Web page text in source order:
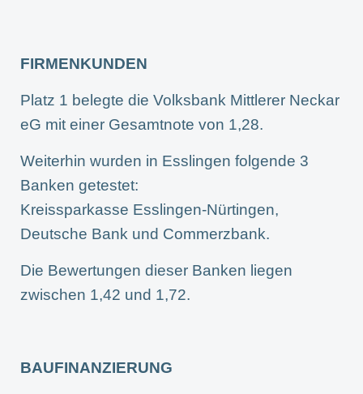
FIRMENKUNDEN
Platz 1 belegte die Volksbank Mittlerer Neckar
eG mit einer Gesamtnote von 1,28.
Weiterhin wurden in Esslingen folgende 3
Banken getestet:
Kreissparkasse Esslingen-Nürtingen,
Deutsche Bank und Commerzbank.
Die Bewertungen dieser Banken liegen
zwischen 1,42 und 1,72.
BAUFINANZIERUNG